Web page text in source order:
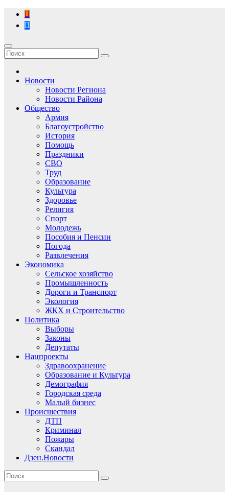
Перейти
содержимому
Новости
Новости Региона
Новости Района
Общество
Армия
Благоустройство
История
Помощь
Праздники
СВО
Труд
Образование
Культура
Здоровье
Религия
Спорт
Молодежь
Пособия и Пенсии
Погода
Развлечения
Экономика
Сельское хозяйство
Промышленность
Дороги и Транспорт
Экология
ЖКХ и Строительство
Политика
Выборы
Законы
Депутаты
Нацпроекты
Здравоохранение
Образование и Культура
Демография
Городская среда
Малый бизнес
Происшествия
ДТП
Криминал
Пожары
Скандал
Дзен.Новости